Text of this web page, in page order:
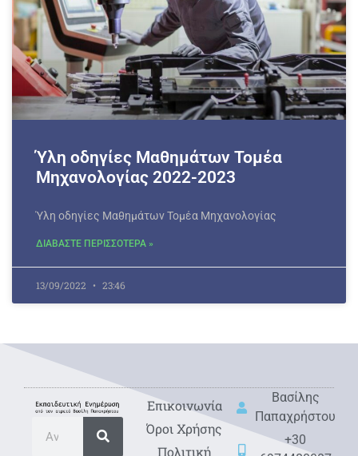
Ύλη οδηγίες Μαθημάτων Τομέα
Μηχανολογίας 2022-2023
Ύλη οδηγίες Μαθημάτων Τομέα Μηχανολογίας
ΔΙΑΒΑΣΤΕ ΠΕΡΙΣΣΟΤΕΡΑ »
13/09/2022 23:46
Eπικοινωνία
Όροι Χρήσης
Πολιτική
Βασίλης
Παπαχρήστου
+30